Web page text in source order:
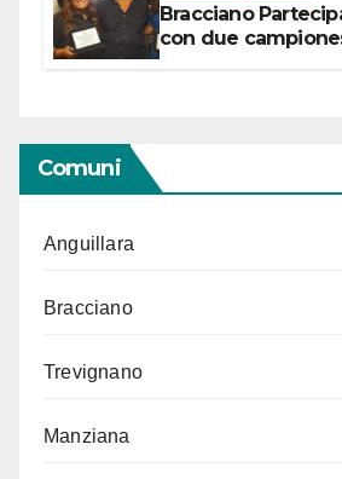
Bracciano
con due
Comuni
Anguillara
Bracciano
Trevignano
Manziana